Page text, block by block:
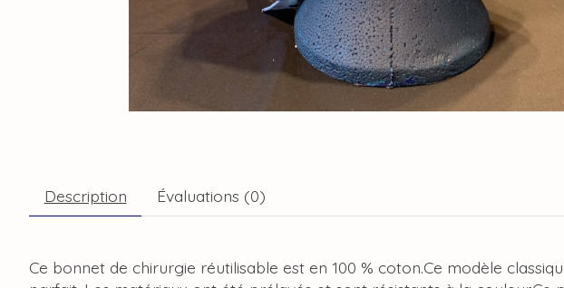
Description Évaluations (0)
Ce bonnet de chirurgie réutilisable est en 100 % coton.Ce modèle